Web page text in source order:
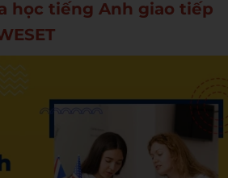
học tiếng Anh giao tiếp